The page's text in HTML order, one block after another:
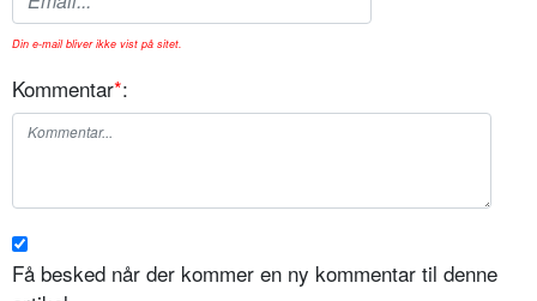
Din e-mail bliver ikke vist på sitet.
Kommentar*:
Få besked når der kommer en ny kommentar til denne